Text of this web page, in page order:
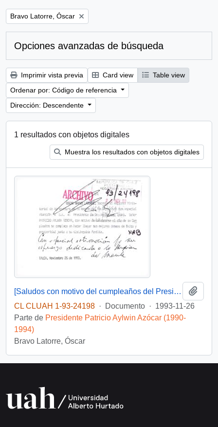
Remove filter:
Bravo Latorre, Óscar
Opciones avanzadas de búsqueda
Imprimir vista previa Card view
Table view
Ordenar por: Código de referencia
Dirección: Descendente
1 resultados con objetos digitales
Muestra los resultados con objetos digitales
[Saludos con motivo del cumpleaños del Presidente]
CL CLUAH 1-93-24198 · Documento · 1993-11-26
Parte de Presidente Patricio Aylwin Azócar (1990-
1994)
Bravo Latorre, Óscar